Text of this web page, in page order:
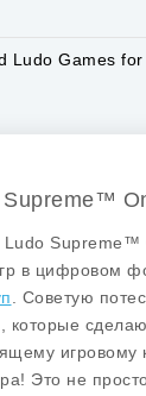
Ludo Games
Ludo Supreme™
в цифровом
. Советую
Это не